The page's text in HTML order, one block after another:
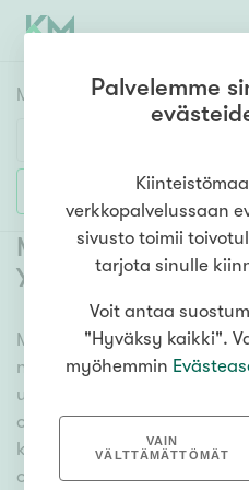
Myyntikohteet
Huoneluku
1h 2h
Asuntotyyppi
Kerros-/luhtitalo
Rivitalo/paritalo
Omakoti-/erillistalo
Maa- tai metsätila
Lisää hakuehtoja
Myytävät
Ylikylä
(1)
Meiltä löydät myytävät
niin yhdessä tasossa
useamman kerroksen
omakotitalokohteet ja
kiinteistönvälittäjien
on hyvä paikallinen
Palvelemme
verkkopalvelussaan
sivusto toimii
tarjota sinulle
Voit antaa
"Hyväksy kaikki".
myöhemmin
VAIN
VÄLTTÄMÄTTÖMÄT